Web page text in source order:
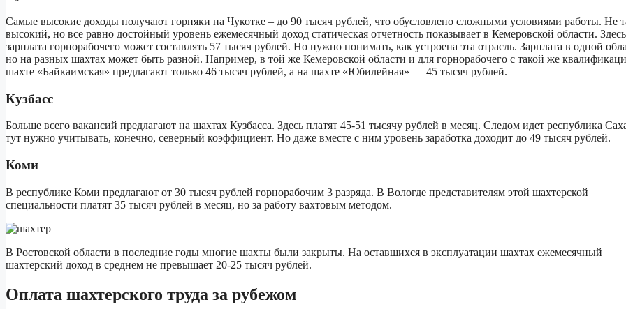
Самые высокие доходы получают горняки на Чукотке – до 90 тысяч рублей, что обусловлено сложными условиями работы. Не
высокий, но все равно достойный уровень ежемесячный доход статическая отчетность показывает в Кемеровской области. Здесь
зарплата горнорабочего может составлять 57 тысяч рублей. Но нужно понимать, как устроена эта отрасль. Зарплата в одной
но на разных шахтах может быть разной. Например, в той же Кемеровской области и для горнорабочего с такой же
шахте «Байкаимская» предлагают только 46 тысяч рублей, а на шахте «Юбилейная» — 45 тысяч рублей.
Кузбасс
Больше всего вакансий предлагают на шахтах Кузбасса. Здесь платят 45-51 тысячу рублей в месяц. Следом идет республика
тут нужно учитывать, конечно, северный коэффициент. Но даже вместе с ним уровень заработка доходит до 49 тысяч рублей.
Коми
В республике Коми предлагают от 30 тысяч рублей горнорабочим 3 разряда. В Вологде представителям этой шахтерской
специальности платят 35 тысяч рублей в месяц, но за работу вахтовым методом.
В Ростовской области в последние годы многие шахты были закрыты. На оставшихся в эксплуатации шахтах ежемесячный
шахтерский доход в среднем не превышает 20-25 тысяч рублей.
Оплата шахтерского труда за рубежом